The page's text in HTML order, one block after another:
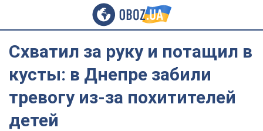
Схватил за руку и потащил в
кусты: в Днепре забили
тревогу из-за похитителей
детей